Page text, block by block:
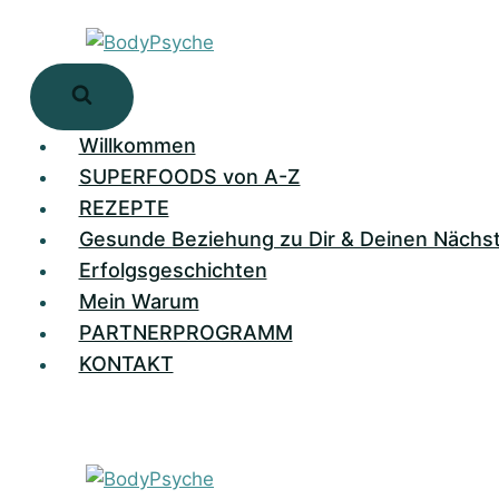
springen
Willkommen
SUPERFOODS von A-Z
REZEPTE
Gesunde Beziehung zu Dir & Deinen
Erfolgsgeschichten
Mein Warum
PARTNERPROGRAMM
KONTAKT